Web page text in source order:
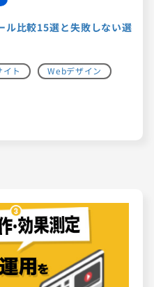
比較15選と失敗しない選
ト
Webデザイン